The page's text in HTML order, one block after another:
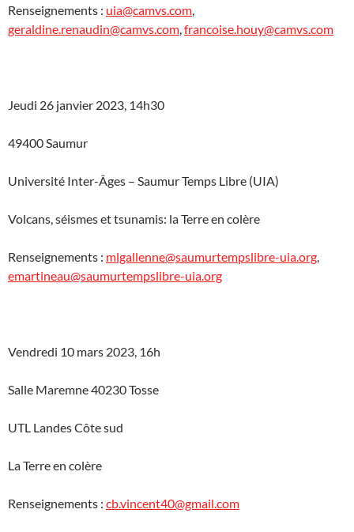
Renseignements : uia@camvs.com,
geraldine.renaudin@camvs.com,francoise.houy@camvs.com
Jeudi 26 janvier 2023, 14h30
49400 Saumur
Université Inter-Âges – Saumur Temps Libre (UIA)
Volcans, séismes et tsunamis: la Terre en colère
Renseignements : mlgallenne@saumurtempslibre-uia.org,
emartineau@saumurtempslibre-uia.org
Vendredi 10 mars 2023, 16h
Salle Maremne 40230 Tosse
UTL Landes Côte sud
La Terre en colère
Renseignements : cb.vincent40@gmail.com